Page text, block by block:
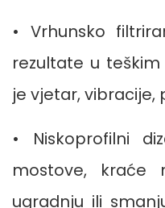
• Vrhunsko
rezultate u
je vjetar, vibracije,
• Niskoprofilni
mostove, kraće
ugradnju ili